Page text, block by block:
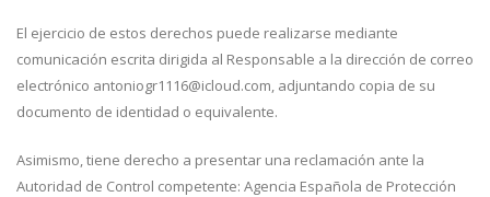
El ejercicio de estos derechos puede realizarse mediante
comunicación escrita dirigida al Responsable a la dirección de correo
electrónico antoniogr1116@icloud.com, adjuntando copia de su
documento de identidad o equivalente.
Asimismo, tiene derecho a presentar una reclamación ante la
Autoridad de Control competente: Agencia Española de Protección